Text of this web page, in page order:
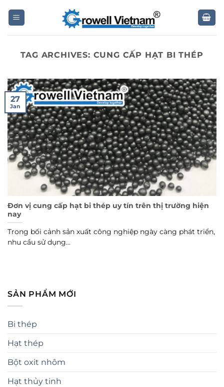
TAG ARCHIVES: CUNG CẤP HẠT BI THÉP
SẢN PHẨM MỚI
Bi thép
Hạt thép
Bột oxit nhôm
Hạt thủy tinh
Đơn vị cung cấp hạt bi thép uy tín trên thị trường hiện
nay
Trong bối cảnh sản xuất công nghiệp ngày càng phát triển,
nhu cầu sử dụng...
27
Jan